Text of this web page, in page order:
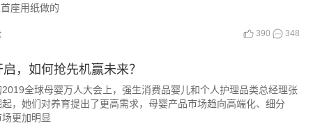
座用纸做的
390 348
，如何抢先机赢未来？
全球母婴万人大会上，强生消费品婴儿和个人护理品类总经理张
，她们对养育提出了更高需求，母婴产品市场趋向高端化、细分
更加明显